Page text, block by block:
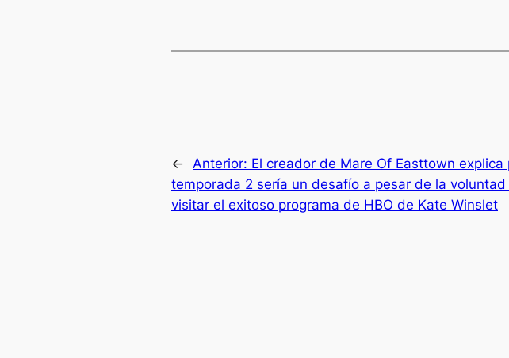
← Anterior: El creador de Mare Of Easttown explica
temporada 2 sería un desafío a pesar de la
visitar el exitoso programa de HBO de Kate Winslet